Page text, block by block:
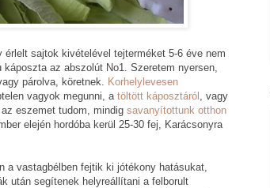
sajtok kivételével tejterméket 5-6 éve nem
az abszolút No1. Szeretem nyersen,
párolva, köretnek. Korhelylevesen
vagyok megunni, a töltött káposztáról , vagy
eszemet tudom, mindig savanyítottunk otthon
elején hordóba kerül 25-30 fej, Karácsonyra
a vastagbélben fejtik ki jótékony hatásukat,
után segítenek helyreállítani a felborult